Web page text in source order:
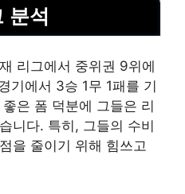
분석
리그에서 중위권 9위에
기에서 3승 1무 1패를 기
은 폼 덕분에 그들은 리
니다. 특히, 그들의 수비
을 줄이기 위해 힘쓰고